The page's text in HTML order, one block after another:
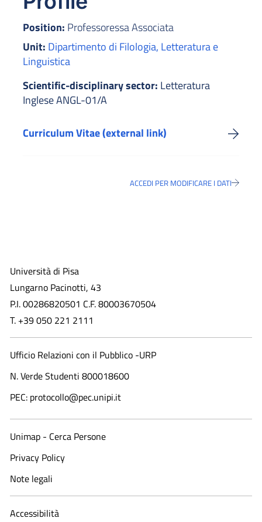
Position: Professoressa Associata
Unit: Dipartimento di Filologia, Letteratura e
Linguistica
Scientific-disciplinary sector: Letteratura
Inglese ANGL-01/A
Curriculum Vitae (external link)
ACCEDI PER MODIFICARE I DATI
Università di Pisa
Lungarno Pacinotti, 43
P.I. 00286820501 C.F. 80003670504
T. +39 050 221 2111
Ufficio Relazioni con il Pubblico -URP
N. Verde Studenti 800018600​
PEC: protocollo@pec.unipi.it
Unimap - Cerca Persone
Privacy Policy
Note legali
Accessibilità